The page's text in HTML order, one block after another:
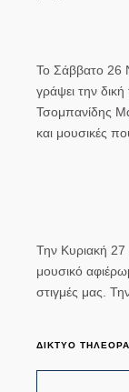
Το Σάββατο 26
γράψει την
Τσομπανίδης
και μουσικές
Την Κυριακή
μουσικό
στιγμές μας.
ΔΙΚΤΥΟ